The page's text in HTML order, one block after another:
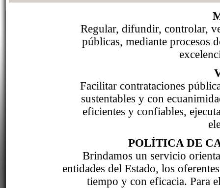
Regular, difundir, controlar,
públicas, mediante procesos
Facilitar contrataciones
sustentables y con
eficientes y confiables,
POLÍTICA DE
Brindamos un servicio
entidades del Estado, los
tiempo y con eficacia. Para